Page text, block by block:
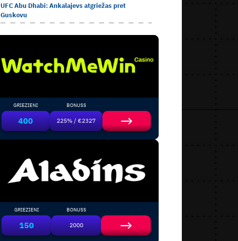
UFC Abu Dhabi: Ankalajevs atgriežas pret
Guskovu
GRIEZIENI
400
BONUSS
225% / €2327
GRIEZIENI
150
BONUSS
2000